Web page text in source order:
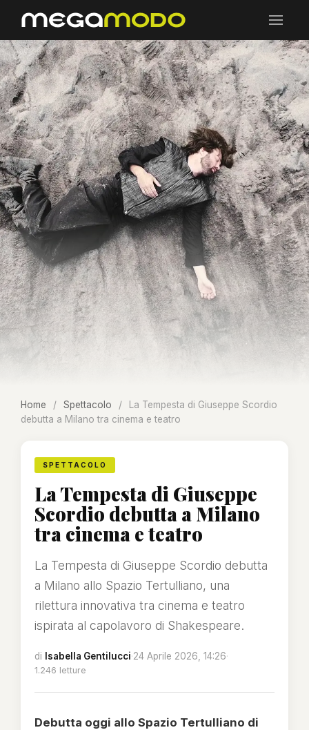
Home / Spettacolo /
La Tempesta di Giuseppe Scordio
debutta a Milano tra cinema e teatro
SPETTACOLO
La Tempesta di Giuseppe
Scordio debutta a Milano
tra cinema e teatro
La Tempesta di Giuseppe Scordio debutta
a Milano allo Spazio Tertulliano, una
rilettura innovativa tra cinema e teatro
ispirata al capolavoro di Shakespeare.
di Isabella Gentilucci·24 Aprile 2026, 14:26·
1.246 letture
Debutta oggi allo Spazio Tertulliano di